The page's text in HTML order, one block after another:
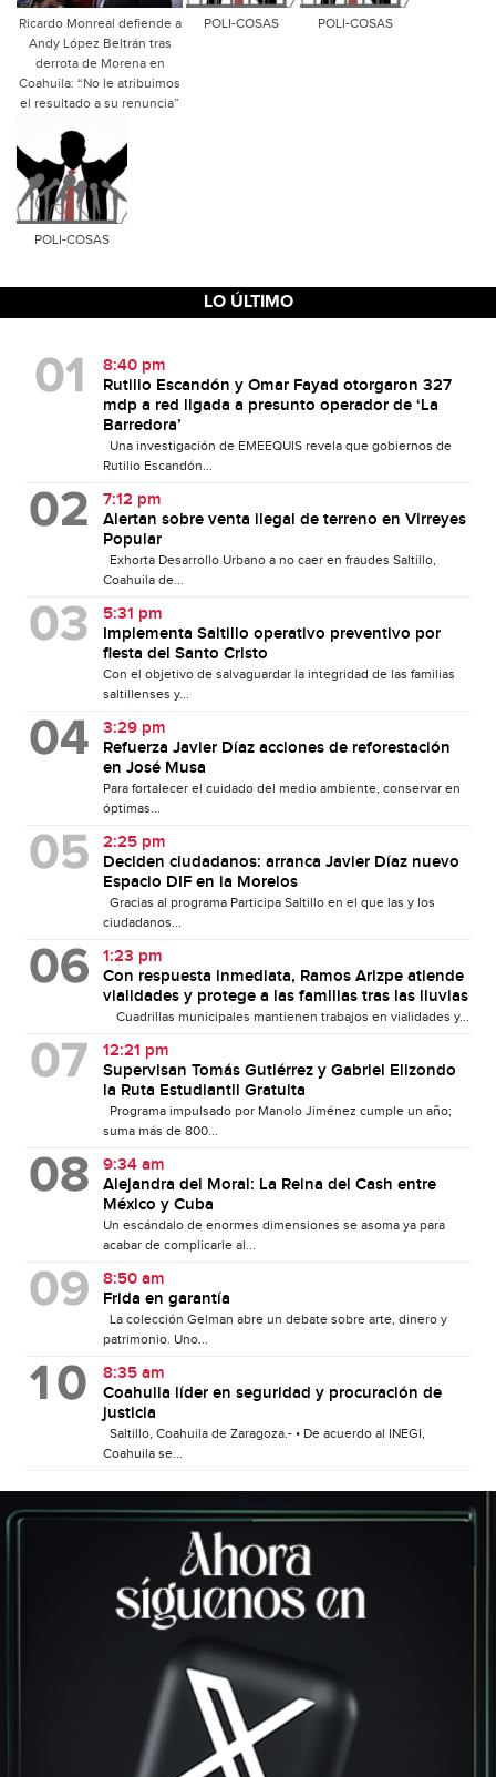
Ricardo Monreal defiende a
Andy López Beltrán tras
derrota de Morena en
Coahuila: “No le atribuimos
el resultado a su renuncia”
POLI-COSAS POLI-COSAS
POLI-COSAS
LO ÚLTIMO
8:40 pm
Rutilio Escandón y Omar Fayad otorgaron 327
mdp a red ligada a presunto operador de ‘La
Barredora’
Una investigación de EMEEQUIS revela que gobiernos de
Rutilio Escandón...
7:12 pm
Alertan sobre venta ilegal de terreno en Virreyes
Popular
Exhorta Desarrollo Urbano a no caer en fraudes Saltillo,
Coahuila de...
5:31 pm
Implementa Saltillo operativo preventivo por
fiesta del Santo Cristo
Con el objetivo de salvaguardar la integridad de las familias
saltillenses y...
3:29 pm
Refuerza Javier Díaz acciones de reforestación
en José Musa
Para fortalecer el cuidado del medio ambiente, conservar en
óptimas...
2:25 pm
Deciden ciudadanos: arranca Javier Díaz nuevo
Espacio DIF en la Morelos
Gracias al programa Participa Saltillo en el que las y los
ciudadanos...
1:23 pm
Con respuesta inmediata, Ramos Arizpe atiende
vialidades y protege a las familias tras las lluvias
Cuadrillas municipales mantienen trabajos en vialidades y...
12:21 pm
Supervisan Tomás Gutiérrez y Gabriel Elizondo
la Ruta Estudiantil Gratuita
Programa impulsado por Manolo Jiménez cumple un año;
suma más de 800...
9:34 am
Alejandra del Moral: La Reina del Cash entre
México y Cuba
Un escándalo de enormes dimensiones se asoma ya para
acabar de complicarle al...
8:50 am
Frida en garantía
La colección Gelman abre un debate sobre arte, dinero y
patrimonio. Uno...
8:35 am
Coahuila líder en seguridad y procuración de
justicia
Saltillo, Coahuila de Zaragoza.- • De acuerdo al INEGI,
Coahuila se...